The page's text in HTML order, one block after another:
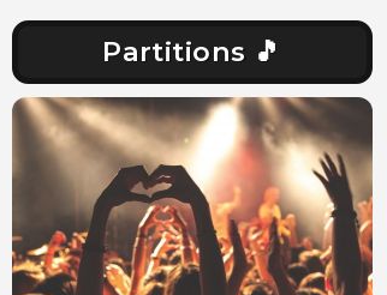
Partitions 🎵